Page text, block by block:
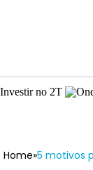
Home»5 motivos